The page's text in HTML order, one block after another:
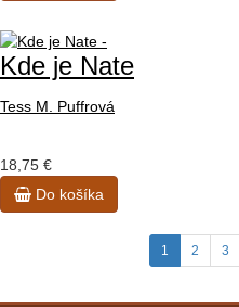
Kde je Nate
Tess M. Puffrová
18,75 €
Do košíka
1 2 3